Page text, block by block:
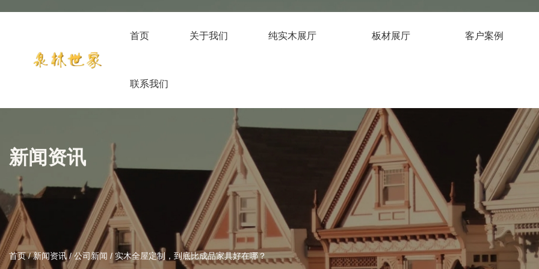
首页 关于我们 纯实木展厅 板材展厅 客户案例
联系我们
新闻资讯
首页/新闻资讯 /公司新闻 / 实木全屋定制，到底比成品家具好在哪？